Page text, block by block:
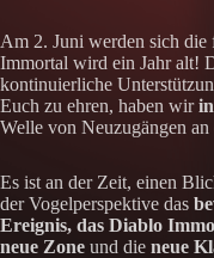
Am 2. Juni werden sich
Immortal wird ein Jahr alt!
kontinuierliche
Euch zu ehren, haben wir
Welle von Neuzugängen
Es ist an der Zeit, einen
der Vogelperspektive das
Ereignis, das Diablo
neue Zone und die neue